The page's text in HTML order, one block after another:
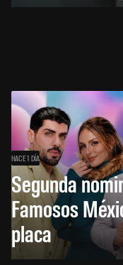
HACE 1 DÍA
Segunda
Famosos
placa